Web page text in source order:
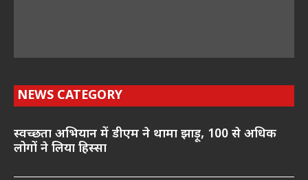
NEWS CATEGORY
स्वच्छता अभियान में डीएम ने थामा झाड़ू, 100 से अधिक
लोगों ने लिया हिस्सा